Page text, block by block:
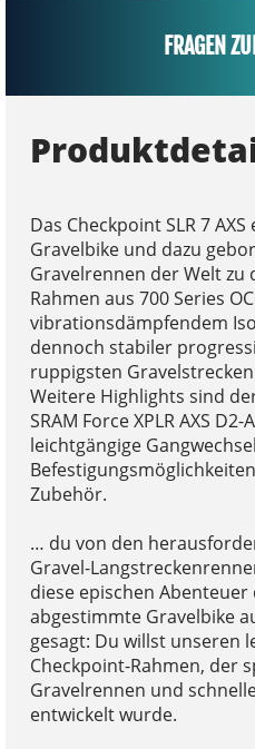
FRAGEN
Das Checkpoint SLR 7
Gravelbike und dazu
Gravelrennen der Welt
Rahmen aus 700 Series
vibrationsdämpfendem
dennoch stabiler
ruppigsten
Weitere Highlights sind
SRAM Force XPLR AXS
leichtgängige
Zubehör.
… du von den
Gravel-
diese epischen Abenteuer
abgestimmte Gravelbike
gesagt: Du willst unseren
Checkpoint-Rahmen, der
Gravelrennen und
entwickelt wurde.